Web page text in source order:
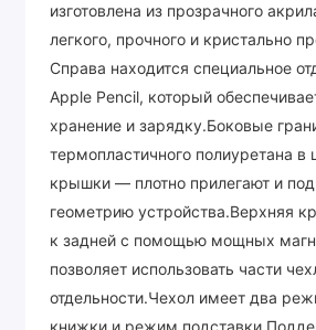
изготовлена из прозрачного
легкого, прочного и кристально
Справа находится специальное
Apple Pencil, который
хранение и зарядку.Боковые
термопластичного полиуретана в
крышки — плотно прилегают и
геометрию устройства.Верхняя
к задней с помощью мощных
позволяет использовать части
отдельности.Чехол имеет два
книжки и режим